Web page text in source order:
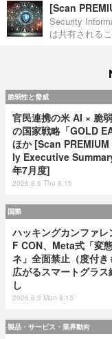
[Scan
Security
は共有される
脆弱性と脅威
官民連携の米 AI × 脆
の国家戦略「GOLD
ほか [Scan
ly Executive
年7月度]
2026.8.6 Thu 8:15
国際
ハッキングカンファレ
F CON、Meta式「変
ネ」全面禁止（度付き
広がるスマートグラス
し
2026.8.3 Mon 8:15
製品・サービス・業界動向